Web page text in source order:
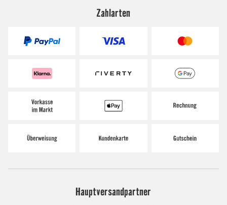
Zahlarten
Hauptversandpartner